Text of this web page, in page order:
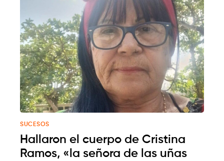
SUCESOS
Hallaron el cuerpo de Cristina
Ramos, «la señora de las uñas